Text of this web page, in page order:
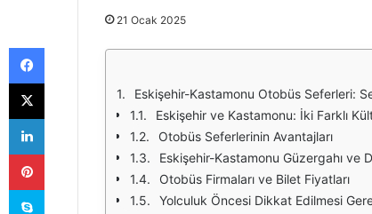
21 Ocak 2025
Eskişehir-Kastamonu Otobüs Seferleri:
Eskişehir ve Kastamonu: İki Farklı
Otobüs Seferlerinin Avantajları
Eskişehir-Kastamonu Güzergahı ve
Otobüs Firmaları ve Bilet Fiyatları
Yolculuk Öncesi Dikkat Edilmesi
Facebook
X
LinkedIn
Pinterest
Skype